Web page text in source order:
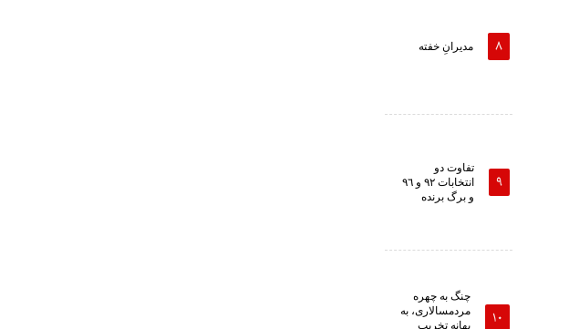
مدیرانِ خفته
تفاوت دو
انتخابات ٩٢ و ٩٦
و برگ برنده
چنگ به چهره
مردمسالاری، به
بهانه تخریب